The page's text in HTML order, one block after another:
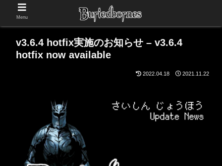
v3.6.4 hotfix実施のお知らせ – v3.6.4
hotfix now available
2022.04.18 2021.11.22
Menu